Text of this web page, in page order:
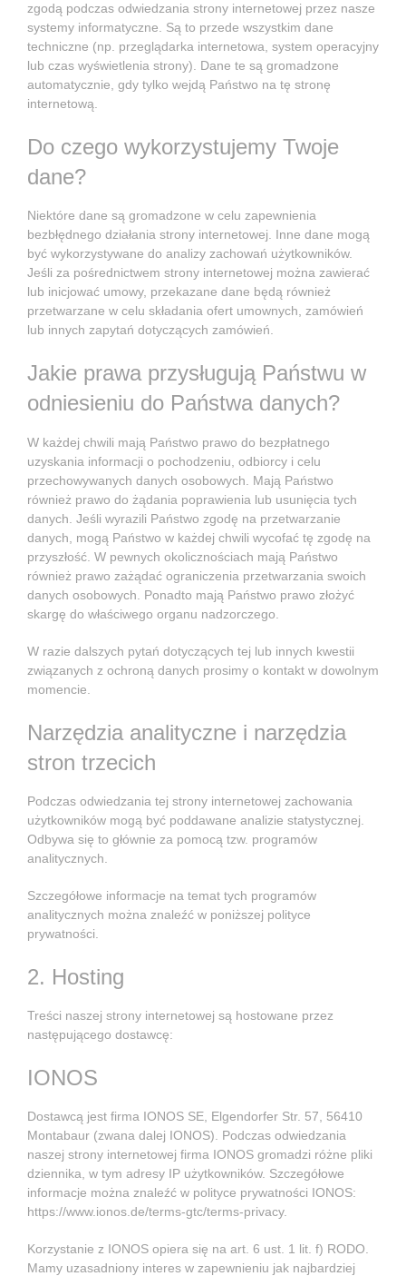
zgodą podczas odwiedzania strony internetowej przez nasze
systemy informatyczne. Są to przede wszystkim dane
techniczne (np. przeglądarka internetowa, system operacyjny
lub czas wyświetlenia strony). Dane te są gromadzone
automatycznie, gdy tylko wejdą Państwo na tę stronę
internetową.
Do czego wykorzystujemy Twoje
dane?
Niektóre dane są gromadzone w celu zapewnienia
bezbłędnego działania strony internetowej. Inne dane mogą
być wykorzystywane do analizy zachowań użytkowników.
Jeśli za pośrednictwem strony internetowej można zawierać
lub inicjować umowy, przekazane dane będą również
przetwarzane w celu składania ofert umownych, zamówień
lub innych zapytań dotyczących zamówień.
Jakie prawa przysługują Państwu w
odniesieniu do Państwa danych?
W każdej chwili mają Państwo prawo do bezpłatnego
uzyskania informacji o pochodzeniu, odbiorcy i celu
przechowywanych danych osobowych. Mają Państwo
również prawo do żądania poprawienia lub usunięcia tych
danych. Jeśli wyrazili Państwo zgodę na przetwarzanie
danych, mogą Państwo w każdej chwili wycofać tę zgodę na
przyszłość. W pewnych okolicznościach mają Państwo
również prawo zażądać ograniczenia przetwarzania swoich
danych osobowych. Ponadto mają Państwo prawo złożyć
skargę do właściwego organu nadzorczego.
W razie dalszych pytań dotyczących tej lub innych kwestii
związanych z ochroną danych prosimy o kontakt w dowolnym
momencie.
Narzędzia analityczne i narzędzia
stron trzecich
Podczas odwiedzania tej strony internetowej zachowania
użytkowników mogą być poddawane analizie statystycznej.
Odbywa się to głównie za pomocą tzw. programów
analitycznych.
Szczegółowe informacje na temat tych programów
analitycznych można znaleźć w poniższej polityce
prywatności.
2. Hosting
Treści naszej strony internetowej są hostowane przez
następującego dostawcę:
IONOS
Dostawcą jest firma IONOS SE, Elgendorfer Str. 57, 56410
Montabaur (zwana dalej IONOS). Podczas odwiedzania
naszej strony internetowej firma IONOS gromadzi różne pliki
dziennika, w tym adresy IP użytkowników. Szczegółowe
informacje można znaleźć w polityce prywatności IONOS:
https://www.ionos.de/terms-gtc/terms-privacy.
Korzystanie z IONOS opiera się na art. 6 ust. 1 lit. f) RODO.
Mamy uzasadniony interes w zapewnieniu jak najbardziej